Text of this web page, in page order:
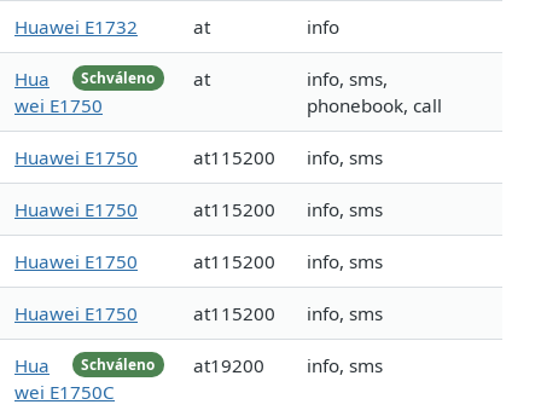
Huawei E1732 at info
Schváleno
Hua
wei E1750
at
info, sms,
phonebook, call
Huawei E1750 at115200 info, sms
Huawei E1750 at115200 info, sms
Huawei E1750 at115200 info, sms
Huawei E1750 at115200 info, sms
Schváleno
Hua
wei E1750C
at19200 info, sms